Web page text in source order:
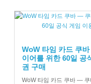
WoW 타임 카드 쿠
이어를 위한 60일 공
권 구매
WoW 타임 카드 쿠바 — 쿠